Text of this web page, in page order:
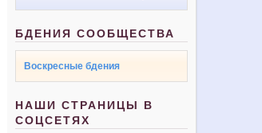
БДЕНИЯ СООБЩЕСТВА
Воскресные бдения
НАШИ СТРАНИЦЫ В
СОЦСЕТЯХ